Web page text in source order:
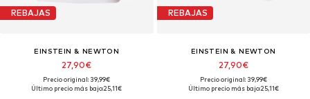
REBAJAS
EINSTEIN & NEWTON
27,90€
Precio original: 39,99€
Último precio más bajo:25,11€
REBAJAS
EINSTEIN & NEWTON
27,90€
Precio original: 39,99€
Último precio más bajo:25,11€